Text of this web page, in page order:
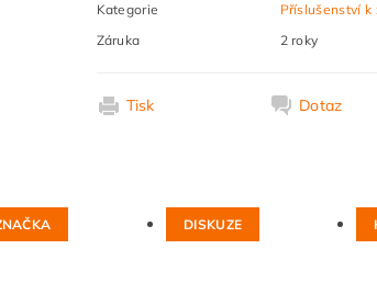
Kategorie
Příslušenství k
Záruka
2 roky
Tisk Dotaz
DISKUZE